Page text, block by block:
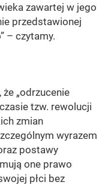
zawartej w jego
przedstawionej
– czytamy.
że „odrzucenie
tzw. rewolucji
zmian
wyrazem
postawy
one prawo
płci bez